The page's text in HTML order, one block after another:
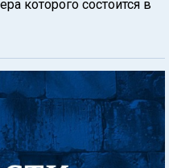
которого состоится в